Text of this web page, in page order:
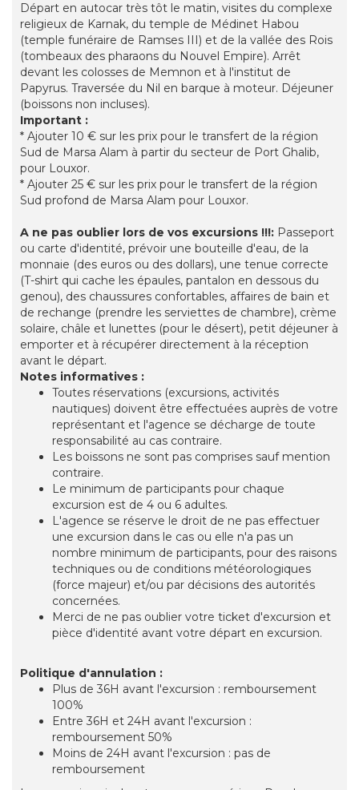
Départ en autocar très tôt le matin, visites du complexe
religieux de Karnak, du temple de Médinet Habou
(temple funéraire de Ramses III) et de la vallée des Rois
(tombeaux des pharaons du Nouvel Empire). Arrêt
devant les colosses de Memnon et à l'institut de
Papyrus. Traversée du Nil en barque à moteur. Déjeuner
(boissons non incluses).
Important :
* Ajouter 10 € sur les prix pour le transfert de la région
Sud de Marsa Alam à partir du secteur de Port Ghalib,
pour Louxor.
* Ajouter 25 € sur les prix pour le transfert de la région
Sud profond de Marsa Alam pour Louxor.
A ne pas oublier lors de vos excursions !!!: Passeport
ou carte d'identité, prévoir une bouteille d'eau, de la
monnaie (des euros ou des dollars), une tenue correcte
(T-shirt qui cache les épaules, pantalon en dessous du
genou), des chaussures confortables, affaires de bain et
de rechange (prendre les serviettes de chambre), crème
solaire, châle et lunettes (pour le désert), petit déjeuner à
emporter et à récupérer directement à la réception
avant le départ.
Notes informatives :
Toutes réservations (excursions, activités
nautiques) doivent être effectuées auprès de votre
représentant et l'agence se décharge de toute
responsabilité au cas contraire.
Les boissons ne sont pas comprises sauf mention
contraire.
Le minimum de participants pour chaque
excursion est de 4 ou 6 adultes.
L'agence se réserve le droit de ne pas effectuer
une excursion dans le cas ou elle n'a pas un
nombre minimum de participants, pour des raisons
techniques ou de conditions météorologiques
(force majeur) et/ou par décisions des autorités
concernées.
Merci de ne pas oublier votre ticket d'excursion et
pièce d'identité avant votre départ en excursion.
Politique d'annulation :
Plus de 36H avant l'excursion : remboursement
100%
Entre 36H et 24H avant l'excursion :
remboursement 50%
Moins de 24H avant l'excursion : pas de
remboursement